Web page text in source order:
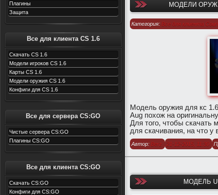
Плагины
Защита
Все для клиента CS 1.6
Скачать CS 1.6
Модели игроков CS 1.6
Карты CS 1.6
Модели оружия CS 1.6
Конфиги для CS 1.6
Все для сервера CS:GO
Чистые сервера CS:GO
Плагины CS:GO
Все для клиента CS:GO
Скачать CS:GO
Конфиги для CS:GO
МОДЕЛИ
Категория: Все для клиента
Модели оружия для CS 1.6
Модель оружия для кс
Aug похож на
Для того, чтобы скачать
для скачивания, на что у
Автор: Berz 21-12-2015, 11:30
МОДЕЛЬ